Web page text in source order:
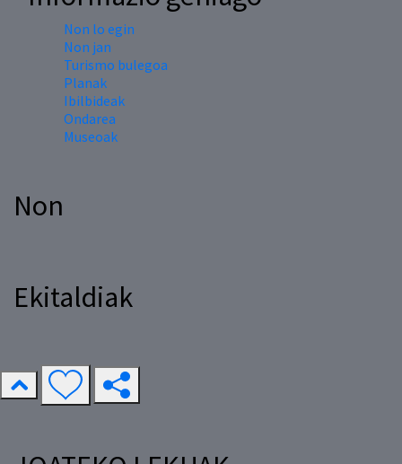
Non lo egin
Non jan
Turismo bulegoa
Planak
Ibilbideak
Ondarea
Museoak
Non
Ekitaldiak